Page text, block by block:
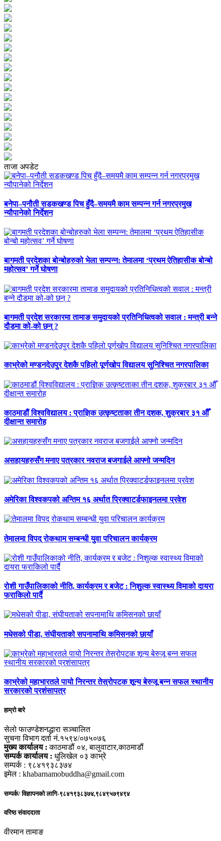
ताजा अपडेट
बनेपा–पनौती सडकखण्ड पिच हुँदै–समयमै काम सम्पन्न गर्न नगरप्रमुख
न्यौपानेको निर्देशन
बागमती प्रदेशका बोन्बोहरुको भेला सम्पन्न: तेमालमा ‘प्रथम ऐतिहासीक बोन्बो
महोत्सव’ गर्ने घोषणा
बागमती प्रदेश सरकारमा तामाङ समुदायको प्रतिनिधित्वको सवाल : मन्त्री बन्ने
दौडमा को‐को छन् ?
काभ्रेको मण्डनदेउपुर देशकै पहिलो पूर्णखोप विद्यालय सुनिश्चित नगरपालिका
काठमाडौं विश्वविद्यालय : प्राज्ञिक उत्कृष्टताका तीन दशक, शुक्रबार ३१ औँ
दीक्षान्त समारोह
असहायहरुसँग मनाए पत्रकार नवराज बजगाईले आफ्नो जन्मदिन
अमेरिका विश्वकपको अन्तिम १६ अर्थात प्रिक्वाटर्डफाइनलमा प्रवेश
तेमालमा विपद् रोकथाम सम्बन्धी युवा परिचालन कार्यक्रम
रोशी गाउँपालिकाको नीति, कार्यक्रम र बजेट : निशुल्क स्वास्थ्य विमाको दायरा
फराकिलो पार्दै
मधेसको पीडा, संघीयताको सपनामाथि कमिसनको छायाँ
काभ्रेको महाभारतले पायो निरन्तर तेस्रोपटक शून्य बेरुजू बन्न सफल स्थानीय
सरकारको प्रशंसापत्र
हाम्रो बारे
सेलो फाउण्डेशनद्धारा सञ्चालित
सुचना विभाग दर्ता नं.१५९४/०७५०७६
मुख्य कार्यालय : काठमाडौं ०४, बालुवाटार,काठमाडौं
सम्पर्क कार्यालय : धुलिखेल ०३ काभ्रे
सम्पर्क : ९८४१९३८३७४
इमेल : khabarnamobuddha@gmail.com
सम्पर्क/ विज्ञापनको लागि-९८४१९३८३७४,९८४९५७९४९४
वरिष्ठ संवाददाता
वीरमान तामाङ